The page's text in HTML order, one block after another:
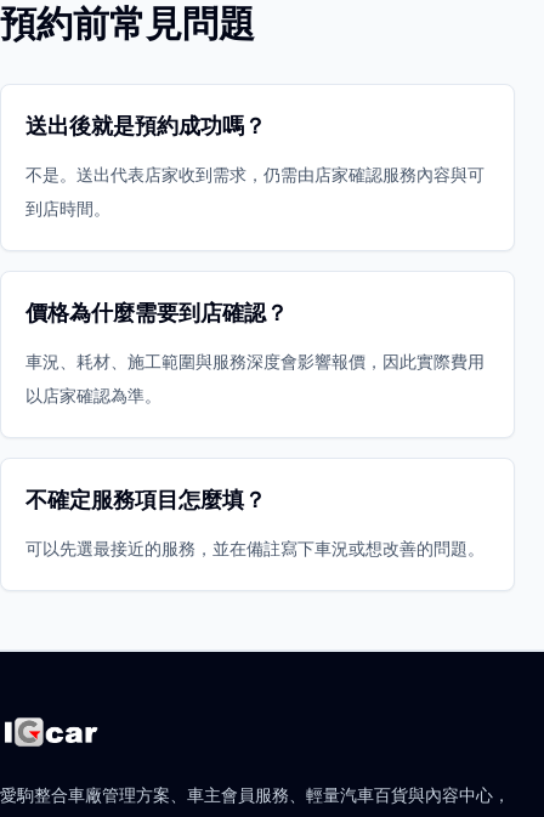
預約前常見問題
送出後就是預約成功嗎？
不是。送出代表店家收到需求，仍需由店家確認服務內容與可
到店時間。
價格為什麼需要到店確認？
車況、耗材、施工範圍與服務深度會影響報價，因此實際費用
以店家確認為準。
不確定服務項目怎麼填？
可以先選最接近的服務，並在備註寫下車況或想改善的問題。
愛駒整合車廠管理方案、車主會員服務、輕量汽車百貨與內容中心，